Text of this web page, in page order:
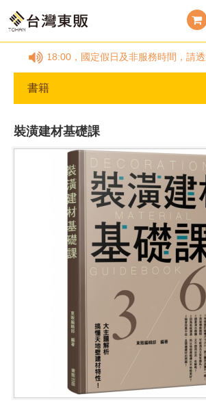
，國定假日及非服務時間，請透
書籍
裝潢建材基礎課